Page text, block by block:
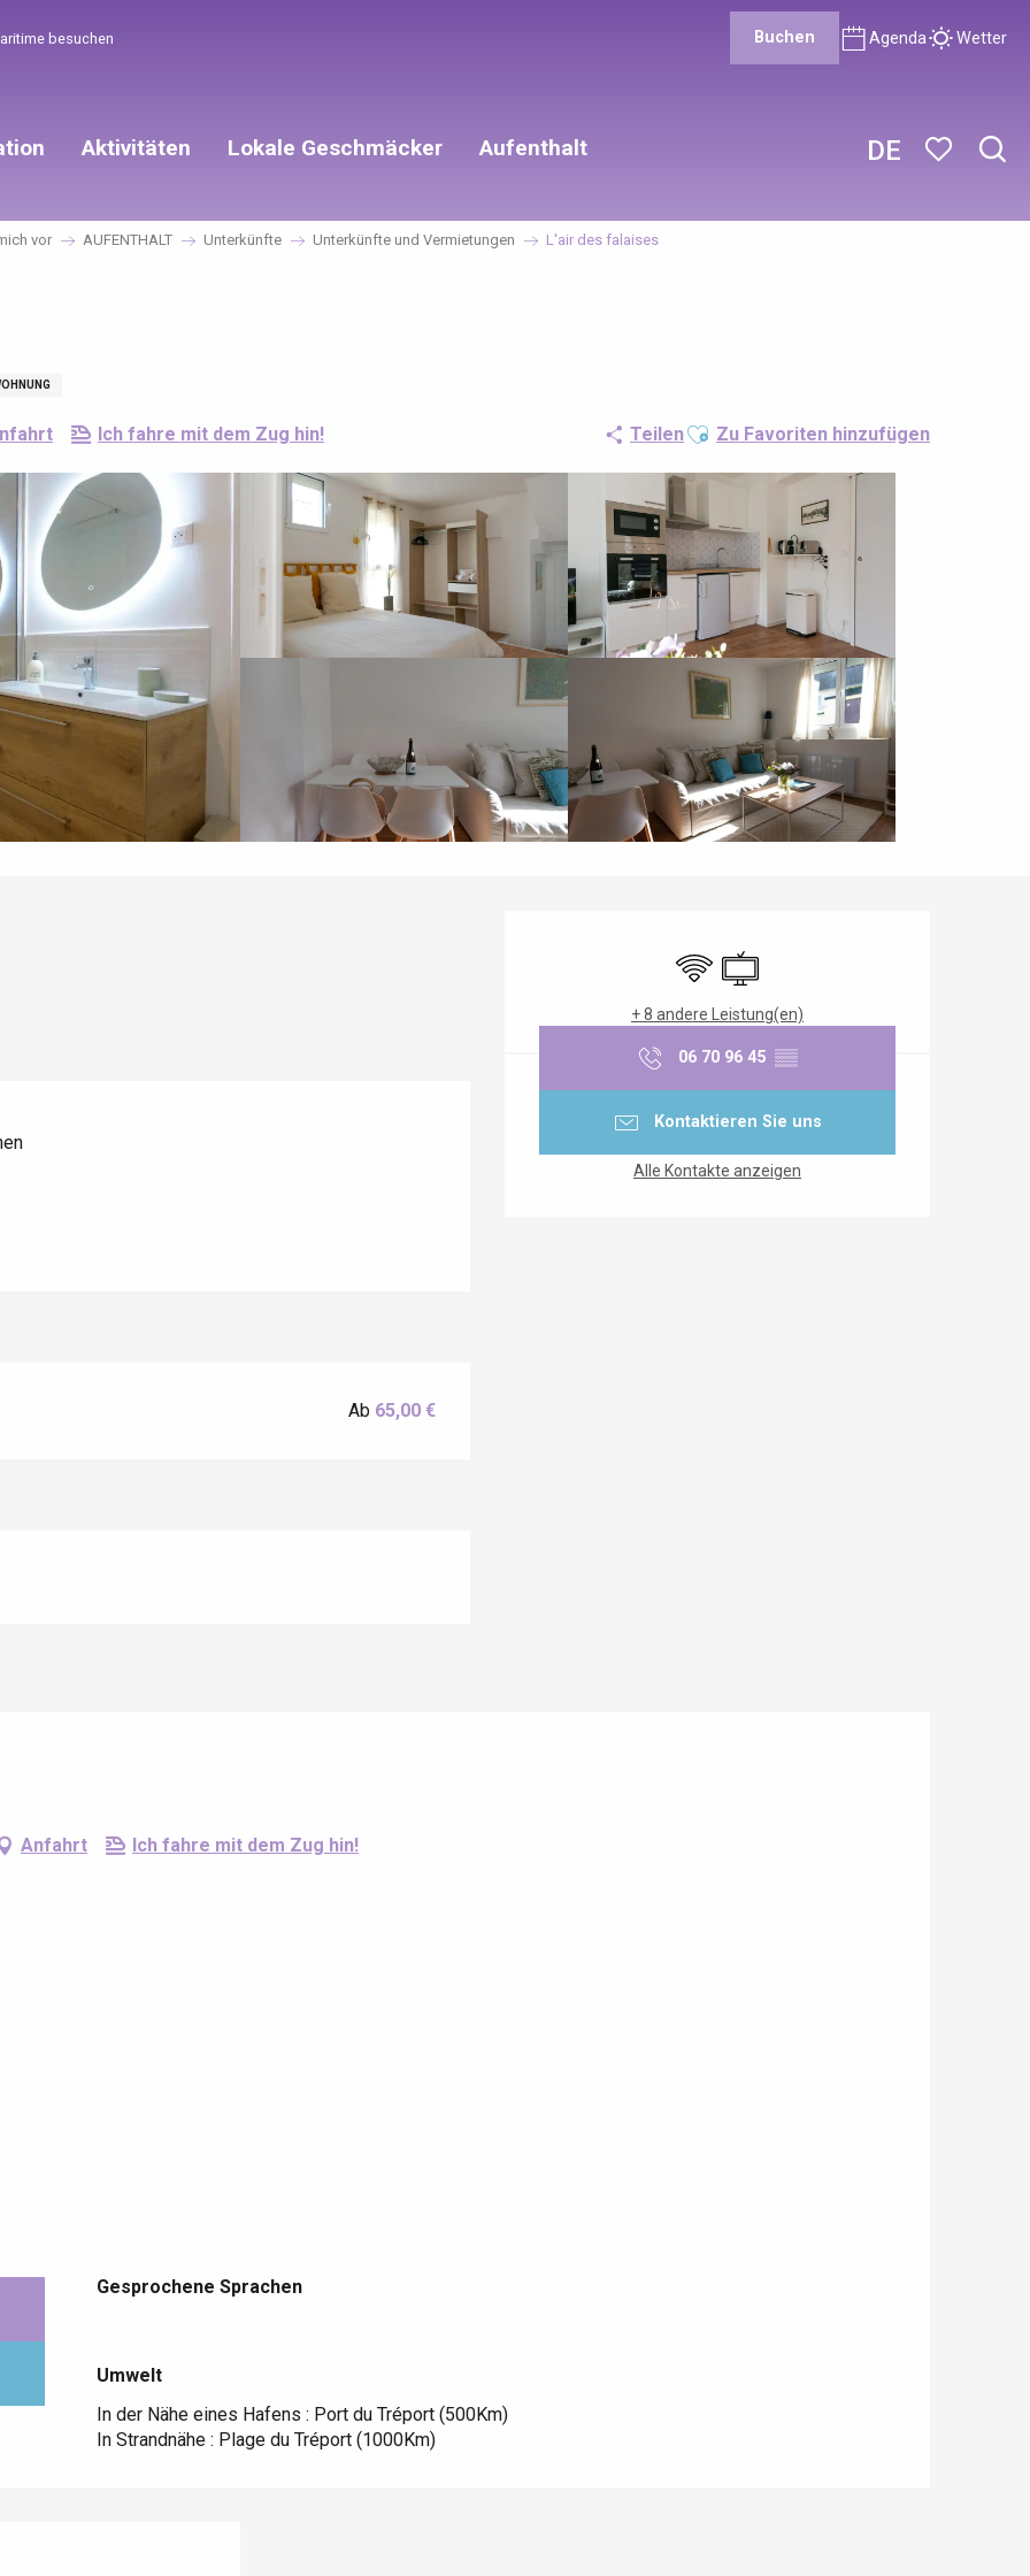
DE
besuchen Buchen Agenda Wetter
Aktivitäten Lokale Geschmäcker Aufenthalt
vor AUFENTHALT Unterkünfte Unterkünfte und Vermietungen L'air des falaises
Ich fahre mit dem Zug hin! TeilenAjouter aux favoris
Zu Favoriten hinzufügen
Wi-Fi Fernsehen
+ 8 andere Leistung(en)
06 70 96 45 ▒▒
Kontaktieren Sie uns
Alle Kontakte anzeigen
Ab 65,00 €
Anfahrt Ich fahre mit dem Zug hin!
Gesprochene Sprachen
Gesprochene Sprachen
Umwelt
Umwelt
In der Nähe eines Hafens : Port du Tréport (500Km)
In Strandnähe : Plage du Tréport (1000Km)